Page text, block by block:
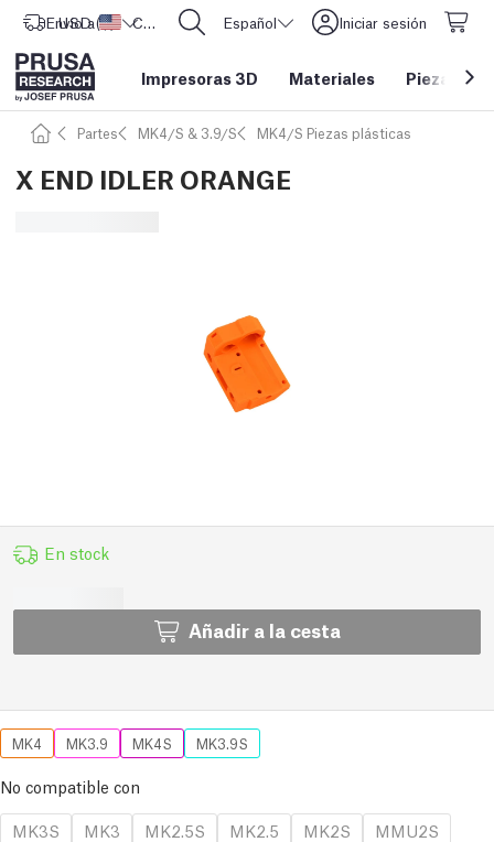
Envío a Estados Unidos
USD ($) CORE One L: ¡Ya disponible! Español Iniciar sesión
Impresoras 3D Materiales Piezas y
Partes MK4/S & 3.9/S MK4/S Piezas plásticas
X END IDLER ORANGE
En stock
Añadir a la cesta
MK4 MK3.9 MK4S MK3.9S
No compatible con
MK3S
MK3 MK2.5S MK2.5 MK2S
MMU2S